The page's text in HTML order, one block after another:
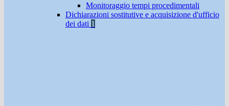
Monitoraggio tempi procedimentali
Dichiarazioni sostitutive e acquisizione d'ufficio
dei dati 1